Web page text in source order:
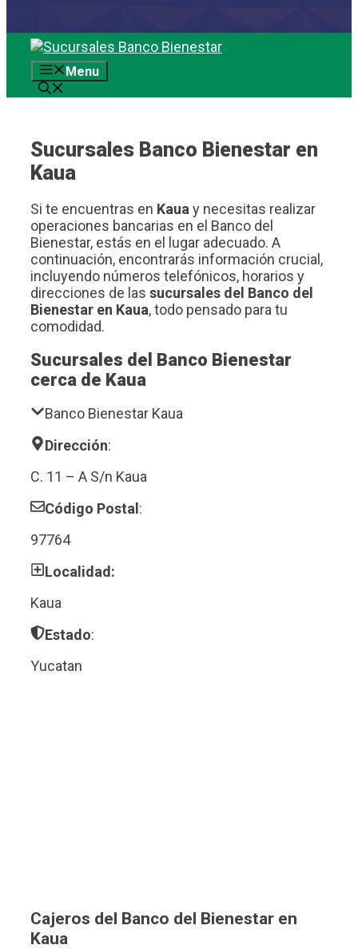
Saltar
contenidoMenu
Sucursales Banco Bienestar en
Kaua
Si te encuentras en Kauay necesitas realizar
operaciones bancarias en el Banco del
Bienestar, estás en el lugar adecuado. A
continuación, encontrarás información crucial,
incluyendo números telefónicos, horarios y
direcciones de las sucursales del Banco del
Bienestar en Kaua, todo pensado para tu
comodidad.
Sucursales del Banco Bienestar
cerca de Kaua
Banco Bienestar Kaua
Dirección:
C. 11 – A S/n Kaua
Código Postal:
97764
Localidad:
Kaua
Estado:
Yucatan
Cajeros del Banco del Bienestar en
Kaua